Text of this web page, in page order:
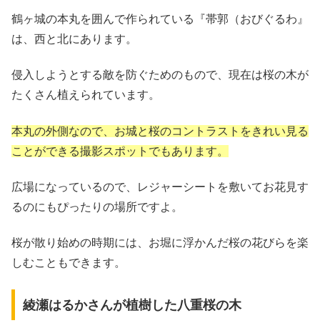
鶴ヶ城の本丸を囲んで作られている『帯郭（おびぐるわ』
は、西と北にあります。
侵入しようとする敵を防ぐためのもので、現在は桜の木が
たくさん植えられています。
本丸の外側なので、お城と桜のコントラストをきれい見る
ことができる撮影スポットでもあります。
広場になっているので、レジャーシートを敷いてお花見す
るのにもぴったりの場所ですよ。
桜が散り始めの時期には、お堀に浮かんだ桜の花びらを楽
しむこともできます。
綾瀬はるかさんが植樹した八重桜の木